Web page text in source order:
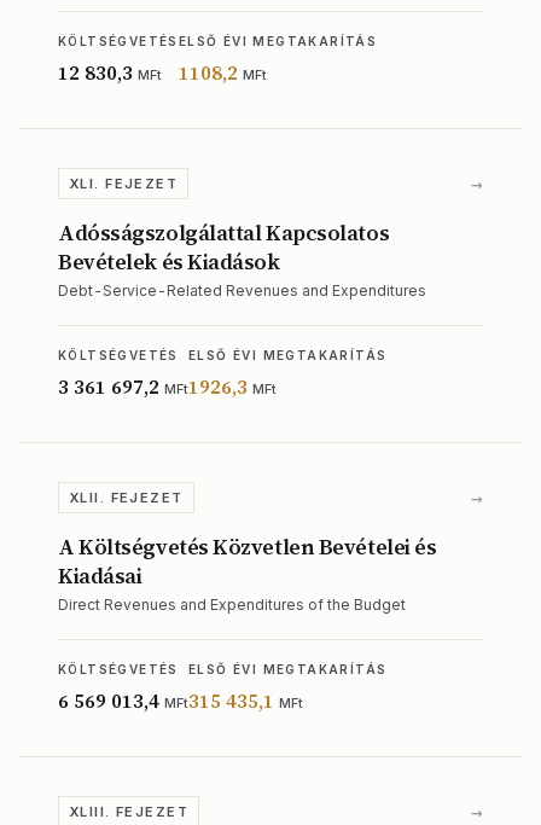
KÖLTSÉGVETÉS
12 830,3 MFt
ELSŐ ÉVI MEGTAKARÍTÁS
1108,2 MFt
XLI. FEJEZET →
Adósságszolgálattal Kapcsolatos
Bevételek és Kiadások
Debt-Service-Related Revenues and Expenditures
KÖLTSÉGVETÉS
3 361 697,2 MFt
ELSŐ ÉVI MEGTAKARÍTÁS
1926,3 MFt
XLII. FEJEZET →
A Költségvetés Közvetlen Bevételei és
Kiadásai
Direct Revenues and Expenditures of the Budget
KÖLTSÉGVETÉS
6 569 013,4 MFt
ELSŐ ÉVI MEGTAKARÍTÁS
315 435,1 MFt
XLIII. FEJEZET →